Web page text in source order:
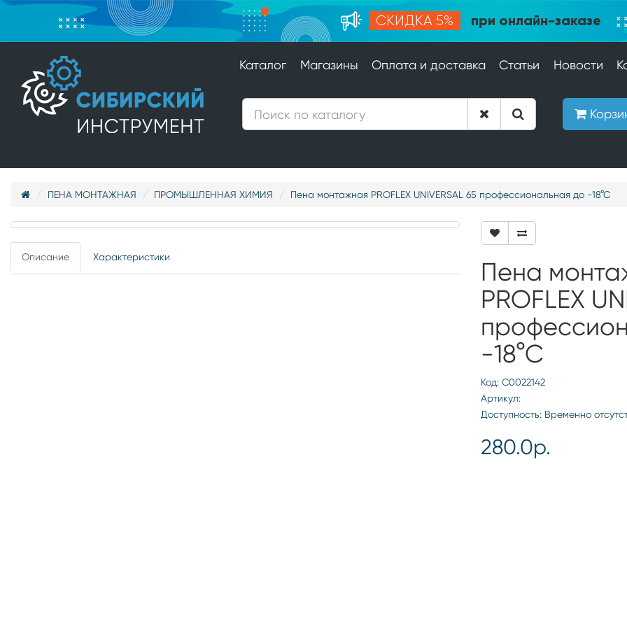
СКИДКА 5% при онлайн-заказе
Каталог Магазины Оплата и доставка Статьи Новости
ПЕНА МОНТАЖНАЯ ПРОМЫШЛЕННАЯ ХИМИЯ Пена монтажная PROFLEX UNIVERSAL 65 профессиональная до -18°С
Описание Характеристики
Пена
PROFLEX
-18°С
Код: С0022142
Артикул:
Доступность: Временно
280.0р.